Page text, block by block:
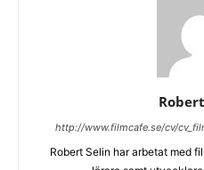
http://www.filmcafe.se/cv/
Robert Selin har arbetat med